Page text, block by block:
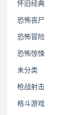
怀旧经典
恐怖丧尸
恐怖冒险
恐怖惊悚
未分类
枪战射击
格斗游戏